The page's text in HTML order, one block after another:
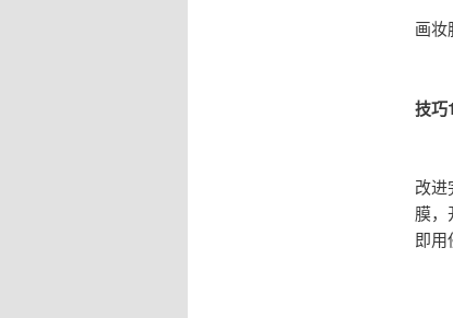
画妆
技巧
改进
膜，
即用